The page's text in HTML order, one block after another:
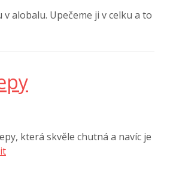
alobalu. Upečeme ji v celku a to
která skvěle chutná a navíc je